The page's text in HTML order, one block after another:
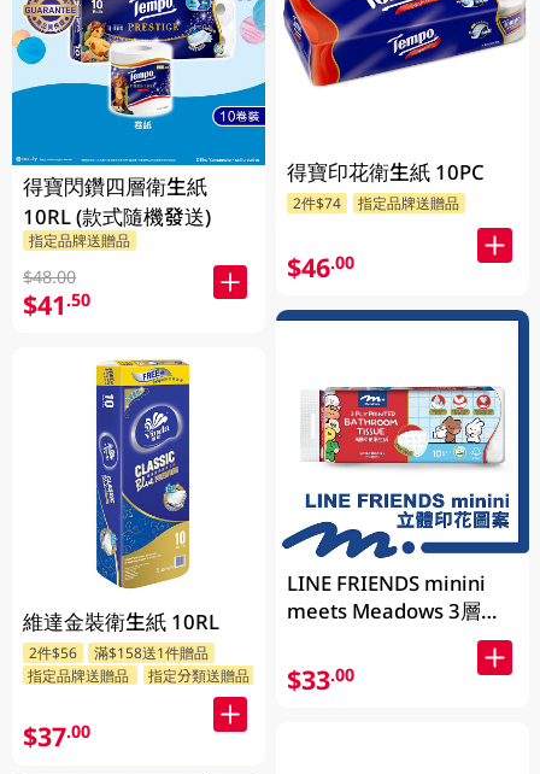
得寶閃鑽四層衛生紙
10RL (款式隨機發送)
指定品牌送贈品
$48.00
$41.50
維達金裝衛生紙 10RL
2件$56
滿$158送1件贈品
指定品牌送贈品
指定分類送贈品
$37.00
得寶印花衛生紙 10PC
2件$74 指定品牌送贈品
$46.00
LINE FRIENDS minini
meets Meadows 3層立
體印花衛生紙 170g x 10
卷 (包裝隨機發送)
$33.00